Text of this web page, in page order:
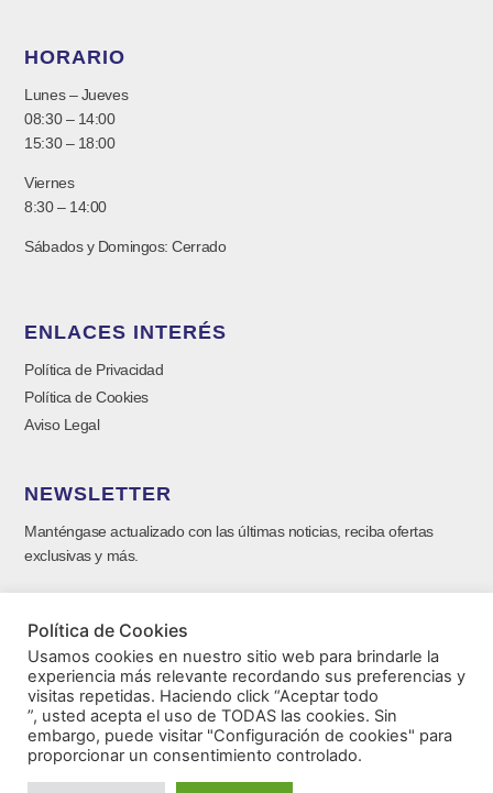
HORARIO
Lunes – Jueves
08:30 – 14:00
15:30 – 18:00
Viernes
8:30 – 14:00
Sábados y Domingos: Cerrado
ENLACES INTERÉS
Política de Privacidad
Política de Cookies
Aviso Legal
NEWSLETTER
Manténgase actualizado con las últimas noticias, reciba ofertas
exclusivas y más.
SUSCRIBIRSE ⟶
Política de Cookies
Usamos cookies en nuestro sitio web para brindarle la
experiencia más relevante recordando sus preferencias y
visitas repetidas. Haciendo click “Aceptar todo
”, usted acepta el uso de TODAS las cookies. Sin
embargo, puede visitar "Configuración de cookies" para
proporcionar un consentimiento controlado.